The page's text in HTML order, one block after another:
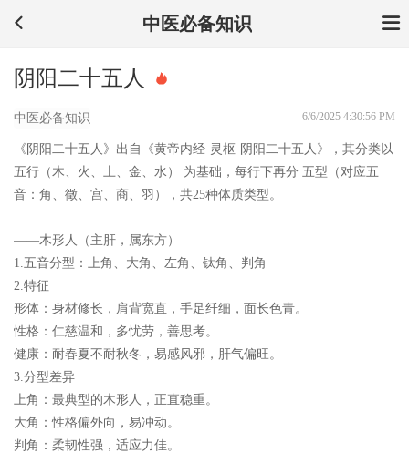
中医必备知识
阴阳二十五人
中医必备知识 6/6/2025 4:30:56 PM
《阴阳二十五人》出自《黄帝内经·灵枢·阴阳二十五人》，其分类以
五行（木、火、土、金、水） 为基础，每行下再分 五型（对应五
音：角、徵、宫、商、羽），共25种体质类型。
——木形人（主肝，属东方）
1.五音分型： 上角、大角、左角、钛角、判角
2.特征
形体：身材修长，肩背宽直，手足纤细，面长色青。
性格：仁慈温和，多忧劳，善思考。
健康：耐春夏不耐秋冬，易感风邪，肝气偏旺。
3.分型差异
上角：最典型的木形人，正直稳重。
大角：性格偏外向，易冲动。
判角：柔韧性强，适应力佳。